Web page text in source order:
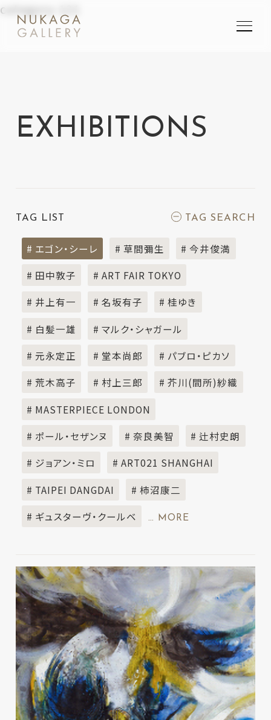
category-121
EXHIBITIONS
TAG LIST TAG SEARCH
# エゴン・シーレ # 草間彌生 # 今井俊満
# 田中敦子 # ART FAIR TOKYO
# 井上有一 # 名坂有子 # 桂ゆき
# 白髪一雄 # マルク・シャガール
# 元永定正 # 堂本尚郎 # パブロ・ピカソ
# 荒木高子 # 村上三郎 # 芥川(間所)紗織
# MASTERPIECE LONDON
# ポール・セザンヌ # 奈良美智 # 辻村史朗
# ジョアン・ミロ # ART021 SHANGHAI
# TAIPEI DANGDAI # 柿沼康二
# ギュスターヴ・クールベ … MORE